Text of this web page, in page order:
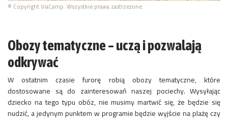
© Copyright ViaCamp. Wszystkie prawa zastrzeżone.
Obozy tematyczne – uczą i pozwalają
odkrywać
W ostatnim czasie furorę robią obozy tematyczne, które
dostosowane są do zainteresowań naszej pociechy. Wysyłając
dziecko na tego typu obóz, nie musimy martwić się, że będzie się
nudzić, a jedynym punktem w programie będzie wyjście na plażę czy